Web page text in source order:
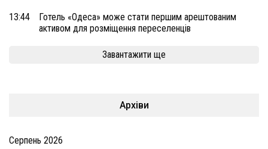
13:44
Готель «Одеса» може стати першим арештованим
активом для розміщення переселенців
Завантажити ще
Архіви
Серпень 2026